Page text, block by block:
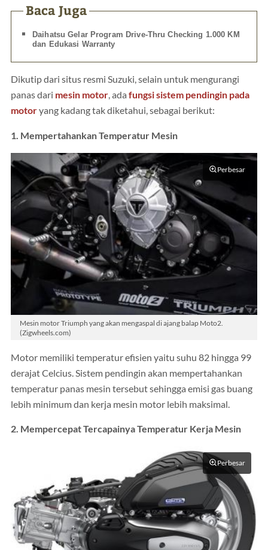
Baca Juga
Daihatsu Gelar Program Drive-Thru Checking 1.000 KM
dan Edukasi Warranty
Dikutip dari situs resmi Suzuki, selain untuk mengurangi
panas dari mesin motor, ada fungsi sistem pendingin pada
motoryang kadang tak diketahui, sebagai berikut:
1. Mempertahankan Temperatur Mesin
Perbesar
Mesin motor Triumph yang akan mengaspal di ajang balap Moto2.
(Zigwheels.com)
Motor memiliki temperatur efisien yaitu suhu 82 hingga 99
derajat Celcius. Sistem pendingin akan mempertahankan
temperatur panas mesin tersebut sehingga emisi gas buang
lebih minimum dan kerja mesin motor lebih maksimal.
2. Mempercepat Tercapainya Temperatur Kerja Mesin
Perbesar